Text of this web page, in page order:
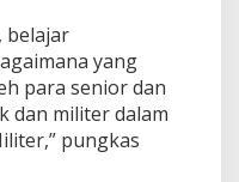
belajar
yang
para senior dan
dan militer dalam
pungkas